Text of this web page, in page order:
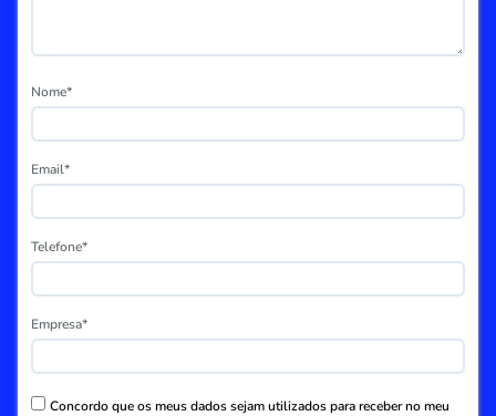
Nome*
Email*
Telefone*
Empresa*
Concordo que os meus dados sejam utilizados para receber no meu